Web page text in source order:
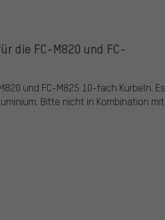
die FC-M820 und FC-
und FC-M825 10-fach Kurbeln. Es
Bitte nicht in Kombination mit